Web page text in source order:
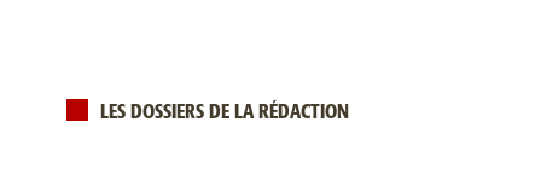
LES DOSSIERS DE LA RÉDACTION